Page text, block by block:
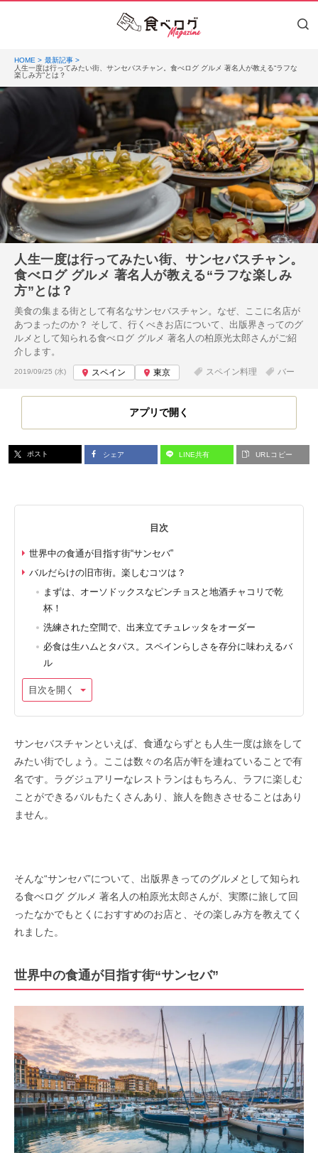
HOME
最新記事
人生一度は行ってみたい街、サンセバスチャン。食べログ グルメ 著名人が教える“ラフな
楽しみ方”とは？
人生一度は行ってみたい街、サンセバスチャン。
食べログ グルメ 著名人が教える“ラフな楽しみ
方”とは？
美食の集まる街として有名なサンセバスチャン。なぜ、ここに名店が
あつまったのか？ そして、行くべきお店について、出版界きってのグ
ルメとして知られる食べログ グルメ 著名人の柏原光太郎さんがご紹
介します。
投稿日:
2019/09/25 (水) スペイン 東京 スペイン料理 バー
アプリで開く
ポスト シェア LINE共有 URLコピー
目次
世界中の食通が目指す街“サンセバ”
バルだらけの旧市街。楽しむコツは？
まずは、オーソドックスなピンチョスと地酒チャコリで乾
杯！
洗練された空間で、出来立てチュレッタをオーダー
必食は生ハムとタパス。スペインらしさを存分に味わえるバ
ル
目次を開く
サンセバスチャンといえば、食通ならずとも人生一度は旅をして
みたい街でしょう。ここは数々の名店が軒を連ねていることで有
名です。ラグジュアリーなレストランはもちろん、ラフに楽しむ
ことができるバルもたくさんあり、旅人を飽きさせることはあり
ません。
そんな“サンセバ”について、出版界きってのグルメとして知られ
る食べログ グルメ 著名人の柏原光太郎さんが、実際に旅して回
ったなかでもとくにおすすめのお店と、その楽しみ方を教えてく
れました。
世界中の食通が目指す街“サンセバ”